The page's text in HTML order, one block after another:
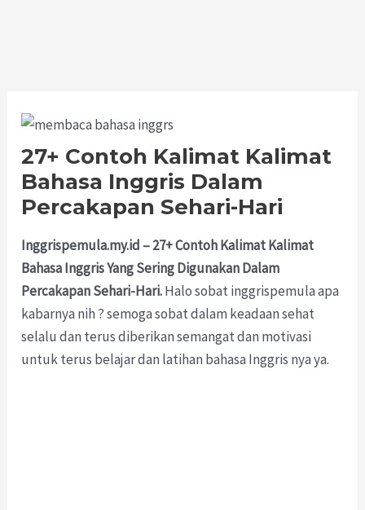
27+ Contoh Kalimat Kalimat
Bahasa Inggris Dalam
Percakapan Sehari-Hari
Inggrispemula.my.id – 27+ Contoh Kalimat Kalimat
Bahasa Inggris Yang Sering Digunakan Dalam
Percakapan Sehari-Hari.Halo sobat inggrispemula apa
kabarnya nih ? semoga sobat dalam keadaan sehat
selalu dan terus diberikan semangat dan motivasi
untuk terus belajar dan latihan bahasa Inggris nya ya.